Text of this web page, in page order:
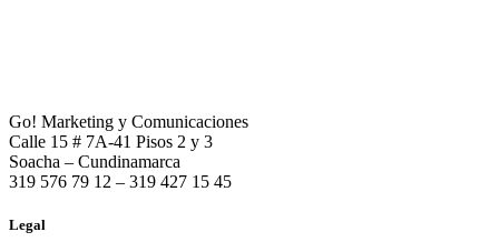
Go! Marketing y Comunicaciones
Calle 15 # 7A-41 Pisos 2 y 3
Soacha – Cundinamarca
319 576 79 12 – 319 427 15 45
Legal